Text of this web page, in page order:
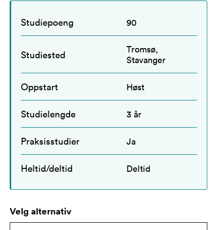
Studiepoeng 90
Studiested
Tromsø,
Stavanger
Oppstart Høst
Studielengde 3 år
Praksisstudier Ja
Heltid/deltid Deltid
Velg alternativ